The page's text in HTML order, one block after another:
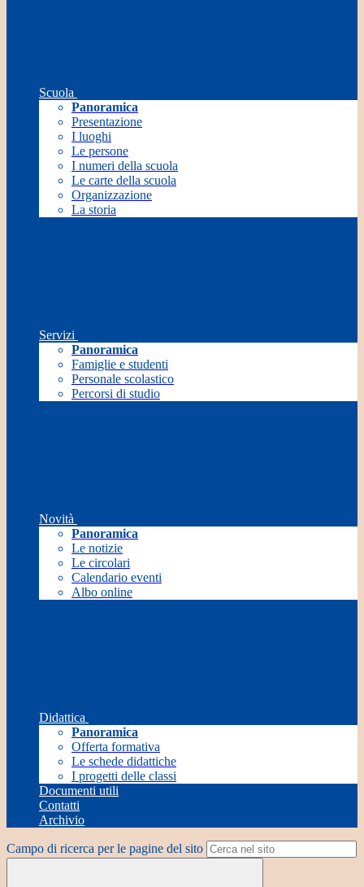
Scuola
Panoramica
Presentazione
I luoghi
Le persone
I numeri della scuola
Le carte della scuola
Organizzazione
La storia
Servizi
Panoramica
Famiglie e studenti
Personale scolastico
Percorsi di studio
Novità
Panoramica
Le notizie
Le circolari
Calendario eventi
Albo online
Didattica
Panoramica
Offerta formativa
Le schede didattiche
I progetti delle classi
Documenti utili
Contatti
Archivio
Campo di ricerca per le pagine del sito